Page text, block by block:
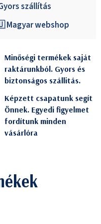
szállítás
webshop
Minőségi termékek saját
raktárunkból. Gyors és
biztonságos szállitás.
Képzett csapatunk segít
Önnek. Egyedi figyelmet
fordítunk minden
vásárlóra